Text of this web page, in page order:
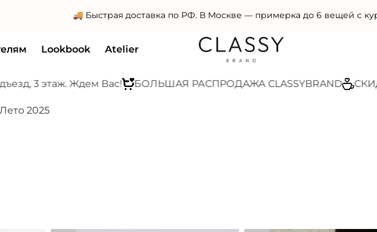
Lookbook Atelier
Ждем Вас! БОЛЬШАЯ РАСПРОДАЖА CLASSYBRAND СКИДКИ ДО
Лето 2025